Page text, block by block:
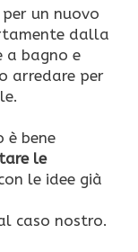
un nuovo
dalla
a bagno e
arredare per
è bene
le
le idee già
caso nostro.